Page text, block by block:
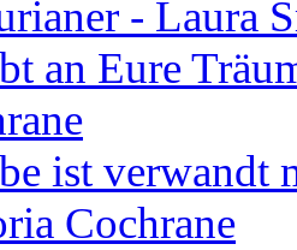
- Laura
an Eure
ist verwandt
Cochrane